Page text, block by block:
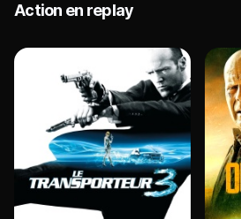
Action en replay